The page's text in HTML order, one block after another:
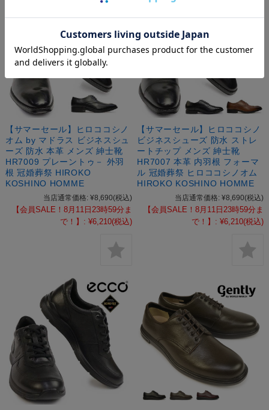
【サマーセール】ヒロココシノ
オム by マドラス ビジネスシュ
ーズ 防水 本革 メンズ 紳士靴
HR7009 プレーントゥ－ 外羽
根 冠婚葬祭 HIROKO
KOSHINO HOMME
当店通常価格: ¥8,690(税込)
【会員SALE！8月11日23時59分ま
で！】: ¥6,210(税込)
【サマーセール】ヒロココシノ
ビジネスシューズ 防水 ストレ
ートチップ メンズ 紳士靴
HR7007 本革 内羽根 フォーマ
ル 冠婚葬祭 ヒロココシノオム
HIROKO KOSHINO HOMME
当店通常価格: ¥8,690(税込)
【会員SALE！8月11日23時59分ま
で！】: ¥6,210(税込)